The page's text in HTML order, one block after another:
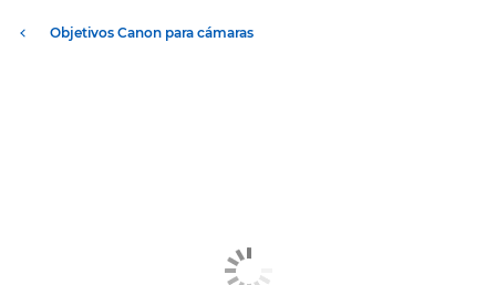
Objetivos Canon para cámaras